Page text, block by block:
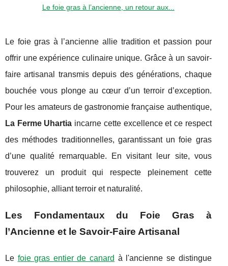
Le foie gras à l’ancienne, un retour aux...
Le foie gras à l’ancienne allie tradition et passion pour
offrir une expérience culinaire unique. Grâce à un savoir-
faire artisanal transmis depuis des générations, chaque
bouchée vous plonge au cœur d’un terroir d’exception.
Pour les amateurs de gastronomie française authentique,
La Ferme Uhartia incarne cette excellence et ce respect
des méthodes traditionnelles, garantissant un foie gras
d’une qualité remarquable. En visitant leur site, vous
trouverez un produit qui respecte pleinement cette
philosophie, alliant terroir et naturalité.
Les Fondamentaux du Foie Gras à
l’Ancienne et le Savoir-Faire Artisanal
Le foie gras entier de canard à l'ancienne se distingue